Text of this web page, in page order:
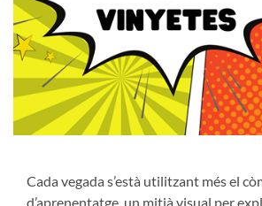
Cada vegada s’està utilitzant més el
d’aprenentatge, un mitjà visual per